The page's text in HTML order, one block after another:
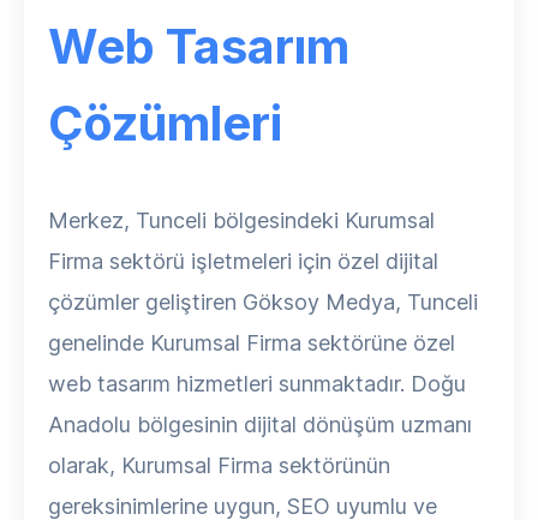
Web Tasarım
Çözümleri
Merkez, Tunceli bölgesindeki Kurumsal
Firma sektörü işletmeleri için özel dijital
çözümler geliştiren Göksoy Medya, Tunceli
genelinde Kurumsal Firma sektörüne özel
web tasarım hizmetleri sunmaktadır. Doğu
Anadolu bölgesinin dijital dönüşüm uzmanı
olarak, Kurumsal Firma sektörünün
gereksinimlerine uygun, SEO uyumlu ve